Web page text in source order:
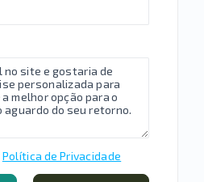
Política de Privacidade